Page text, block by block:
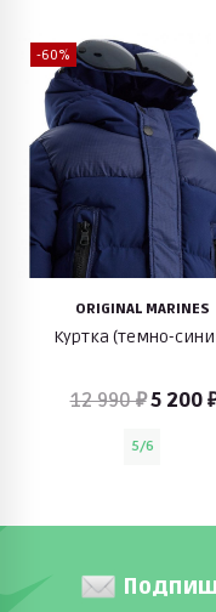
-60%
ORIGINAL MARINES
Куртка (темно-
12 990 ₽5 200
5/6